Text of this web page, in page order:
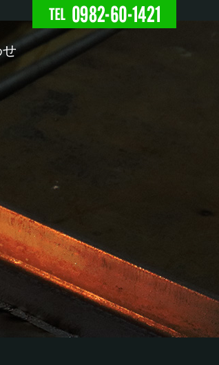
の制作事例ペ
せ